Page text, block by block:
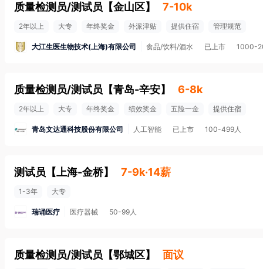
质量检测员/测试员 【金山区】 7-10k
2年以上 大专 年终奖金 外派津贴 提供住宿 管理规范
大江生医生物技术(上海)有限公司 食品/饮料/酒水 已上市 1000-
质量检测员/测试员 【青岛-辛安】 6-8k
2年以上 大专 年终奖金 绩效奖金 五险一金 提供住宿
青岛文达通科技股份有限公司 人工智能 已上市 100-499人
测试员 【 上海-金桥】 7-9k·14薪
1-3年 大专
瑞诵医疗 医疗器械 50-99人
质量检测员/测试员 【鄂城区】 面议